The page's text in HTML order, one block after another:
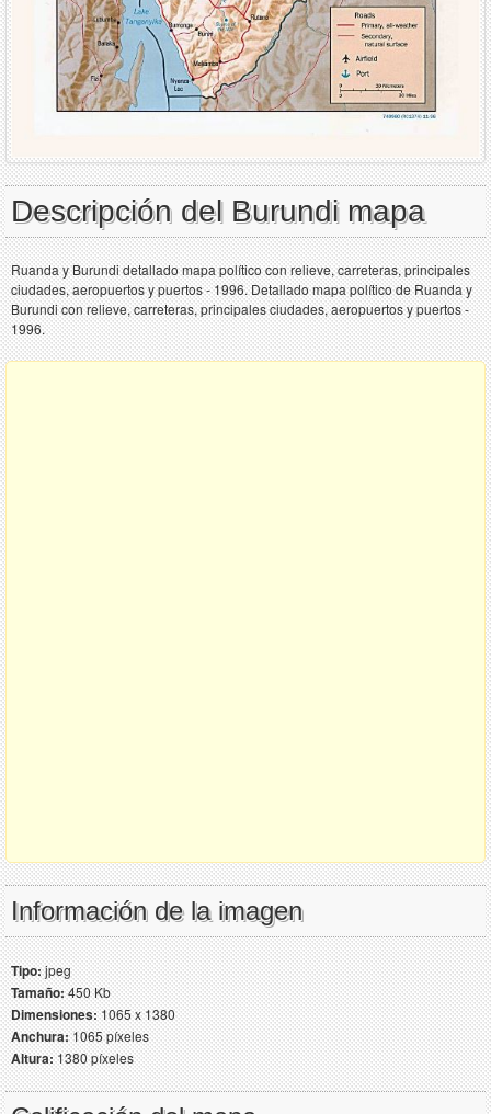
Descripción del Burundi mapa
Ruanda y Burundi detallado mapa político con relieve, carreteras, principales
ciudades, aeropuertos y puertos - 1996. Detallado mapa político de Ruanda y
Burundi con relieve, carreteras, principales ciudades, aeropuertos y puertos -
1996.
Información de la imagen
Tipo:jpeg
Tamaño:450 Kb
Dimensiones:1065 x 1380
Anchura:1065 píxeles
Altura:1380 píxeles